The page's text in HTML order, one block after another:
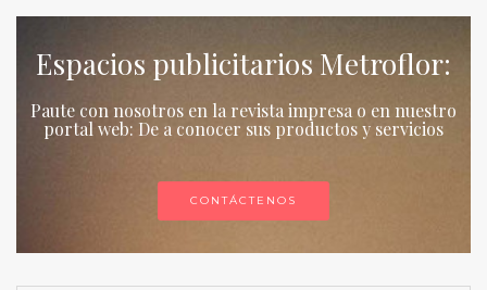
Espacios publicitarios Metroflor:
Paute con nosotros en la revista impresa o en nuestro
portal web: De a conocer sus productos y servicios
CONTÁCTENOS